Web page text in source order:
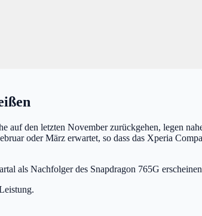
den letzten November zurückgehen, legen
oder März erwartet, so dass das Xperia
als Nachfolger des Snapdragon 765G